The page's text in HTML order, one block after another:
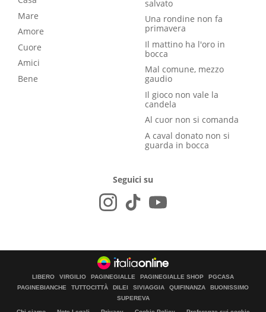
Mare
Amore
Cuore
Amici
Bene
salvato
Una rondine non fa
primavera
Il mattino ha l'oro in
bocca
Mal comune, mezzo
gaudio
Il gioco non vale la
candela
Al cuor non si comanda
A caval donato non si
guarda in bocca
Seguici su
LIBERO VIRGILIO PAGINEGIALLE PAGINEGIALLE SHOP
PGCASA
PAGINEBIANCHE
TUTTOCITTÀ DILEI SIVIAGGIA QUIFINANZA
BUONISSIMO
SUPEREVA